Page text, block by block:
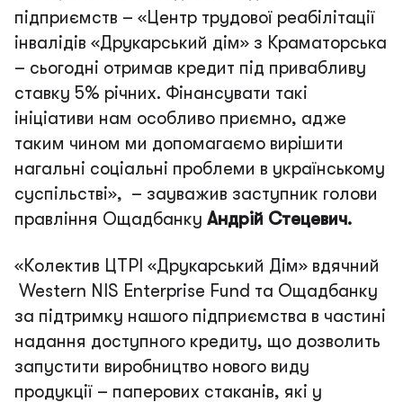
підприємств – «Центр трудової реабілітації
інвалідів «Друкарський дім» з Краматорська
– сьогодні отримав кредит під привабливу
ставку 5% річних. Фінансувати такі
ініціативи нам особливо приємно, адже
таким чином ми допомагаємо вирішити
нагальні соціальні проблеми в українському
суспільстві», – зауважив заступник голови
правління Ощадбанку Андрій Стецевич.
«Колектив ЦТРІ «Друкарський Дім» вдячний
Western NIS Enterprise Fund та Ощадбанку
за підтримку нашого підприємства в частині
надання доступного кредиту, що дозволить
запустити виробництво нового виду
продукції – паперових стаканів, які у